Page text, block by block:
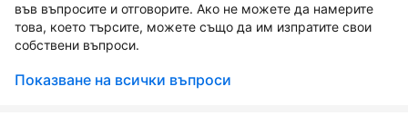
във въпросите и отговорите. Ако не можете да намерите
това, което търсите, можете също да им изпратите свои
собствени въпроси.
Показване на всички въпроси